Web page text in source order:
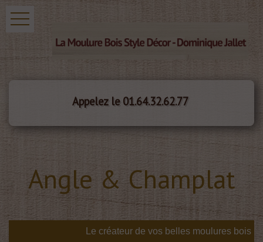
Appelez le 01.64.32.62.77
Angle & Champlat